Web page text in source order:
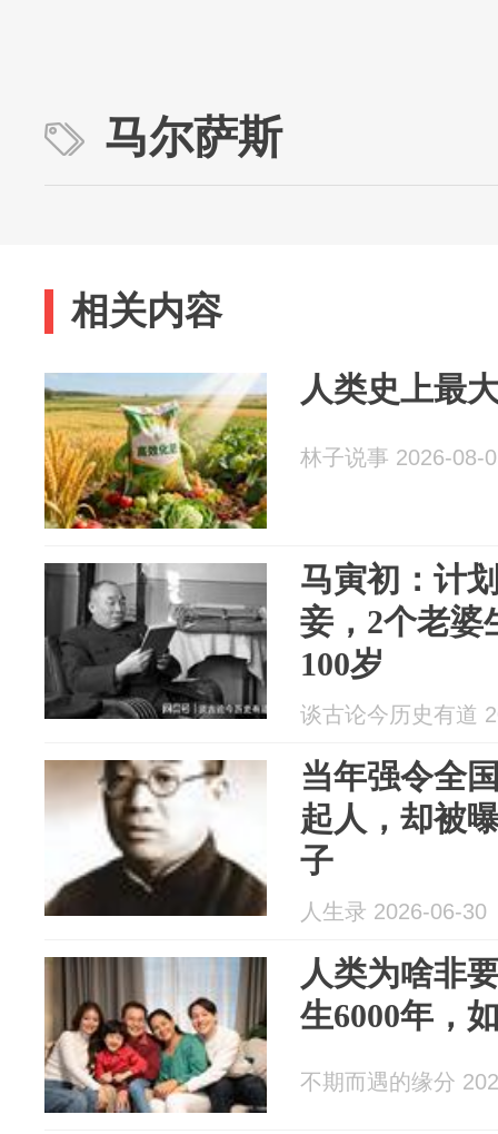
马尔萨斯
相关内容
人类史上最
林子说事 2026-08-
马寅初：计
妾，2个老婆
100岁
谈古论今历史有道
当年强令全
起人，却被
子
人生录 2026-06-30
人类为啥非
生6000年，
不期而遇的缘分